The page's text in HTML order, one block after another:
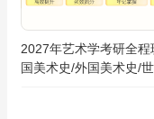
2027年艺术学考研全程
国美术史/外国美术史/
计概论/艺术概论/艺术